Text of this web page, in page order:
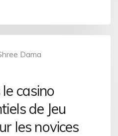
Dama
casino
de Jeu
les novices